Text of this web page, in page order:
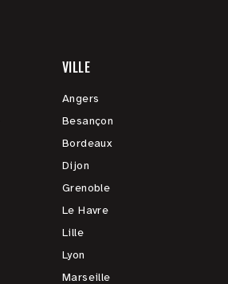
VILLE
Angers
Besançon
Bordeaux
Dijon
Grenoble
Le Havre
Lille
Lyon
Marseille